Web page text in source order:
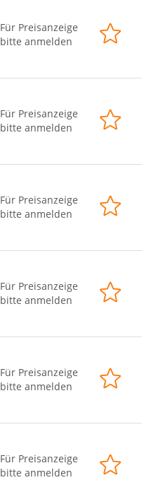
Für Preisanzeige
bitte anmelden
Für Preisanzeige
bitte anmelden
Für Preisanzeige
bitte anmelden
Für Preisanzeige
bitte anmelden
Für Preisanzeige
bitte anmelden
Für Preisanzeige
bitte anmelden